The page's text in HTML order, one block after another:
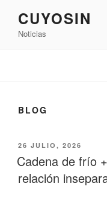
contenido
CUYOSIN
Noticias
BLOG
PUBLICADO
EL
26 JULIO, 2026
Cadena de frío
relación